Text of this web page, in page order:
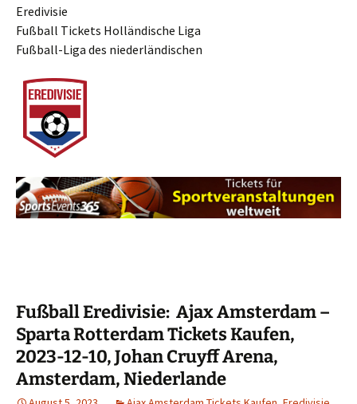
Eredivisie
Fußball Tickets Holländische Liga
Fußball-Liga des niederländischen
Fußball Eredivisie: Ajax Amsterdam –
Sparta Rotterdam Tickets Kaufen,
2023-12-10, Johan Cruyff Arena,
Amsterdam, Niederlande